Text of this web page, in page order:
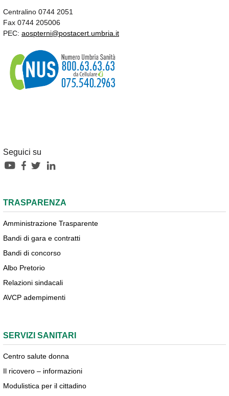
Centralino 0744 2051
Fax 0744 205006
PEC: aospterni@postacert.umbria.it
Seguici su
TRASPARENZA
Amministrazione Trasparente
Bandi di gara e contratti
Bandi di concorso
Albo Pretorio
Relazioni sindacali
AVCP adempimenti
SERVIZI SANITARI
Centro salute donna
Il ricovero – informazioni
Modulistica per il cittadino